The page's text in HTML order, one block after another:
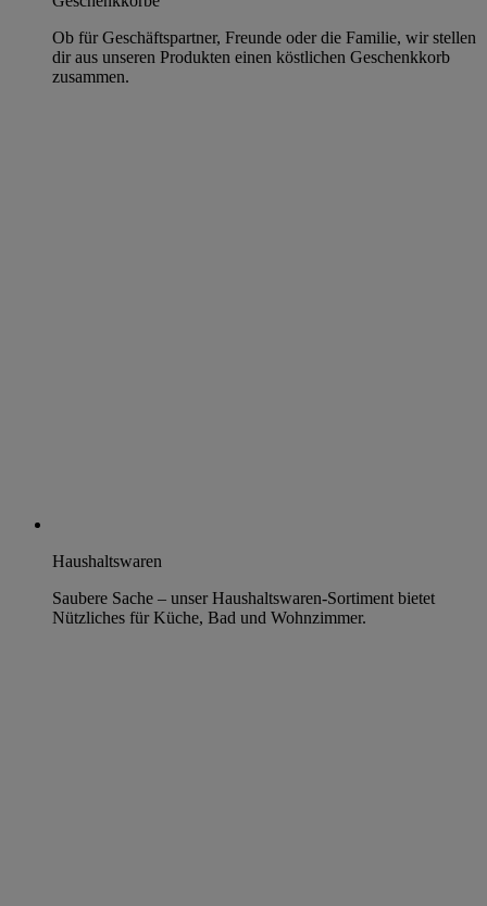
Ob für Geschäftspartner, Freunde oder die Familie, wir stellen
dir aus unseren Produkten einen köstlichen Geschenkkorb
zusammen.
Haushaltswaren
Saubere Sache – unser Haushaltswaren-Sortiment bietet
Nützliches für Küche, Bad und Wohnzimmer.